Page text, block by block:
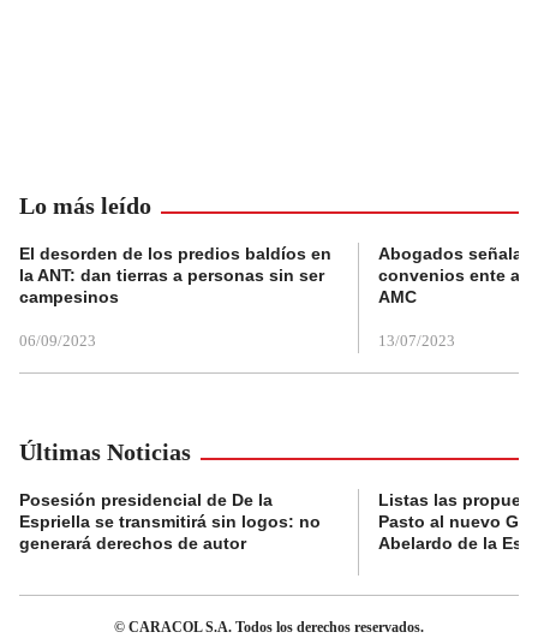
Lo más leído
El desorden de los predios baldíos en
la ANT: dan tierras a personas sin ser
campesinos
06/09/2023
Abogados
convenios ente
AMC
13/07/2023
Últimas Noticias
Posesión presidencial de De la
Espriella se transmitirá sin logos: no
generará derechos de autor
Listas las
Pasto al nuevo
Abelardo de la
© CARACOL S.A. Todos los derechos reservados.